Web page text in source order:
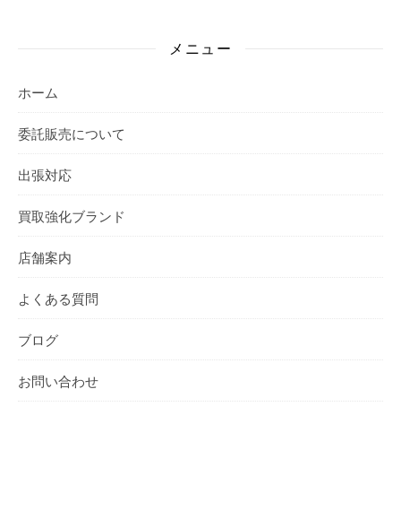
メニュー
ホーム
委託販売について
出張対応
買取強化ブランド
店舗案内
よくある質問
ブログ
お問い合わせ